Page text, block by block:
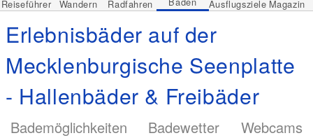
Reiseführer Wandern Radfahren Ausflugsziele Magazin
Erlebnisbäder auf der
Mecklenburgische Seenplatte
- Hallenbäder & Freibäder
Bademöglichkeiten Badewetter Webcams